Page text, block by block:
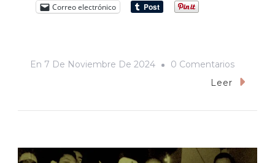
Correo electrónico
En 7 De Noviembre De 2024 0 ComentariosEn
DESDE
La
Leer